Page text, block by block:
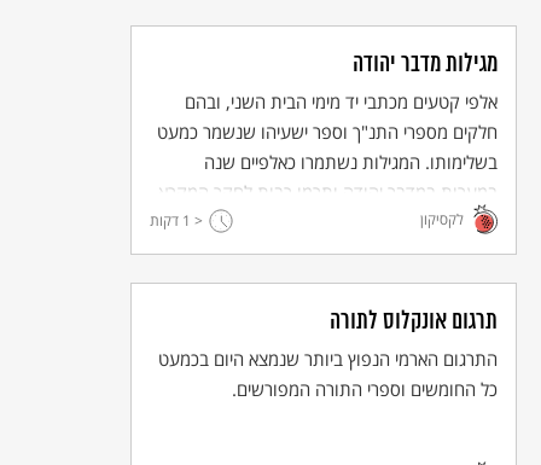
הערות שוליים
משנה, מסכת אבות פרק ה משנה ג. יש המפרשים את המילה
"חיבתו" כחיבתו של אברהם לה', ויש המפרשים: חיבתו של אברהם
על ה': אברהם היה חביב על אלוהים ולפיכך ה רבה ה' לנסות אותו.
מדרש בראשית רבה, פרשה לב.
פירוש רבנו משה בן מימון למשנה,עם תרגום מערבית, מבוא והערות
סדר נזיקין, מסכת אבות, פרק חמישי עמ' רצו.
מדרש בראשית רבה, פרשה לט.
מגילות מדבר יהודה
אלפי קטעים מכתבי יד מימי הבית השני, ובהם
חלקים מספרי התנ"ך וספר ישעיהו שנשמר כמעט
בשלימותו. המגילות נשתמרו כאלפיים שנה
במערות במדבר יהודה ותרמו רבות לחקר המקרא,
תולדות ישראל והנצרות הקדומה.
לקסיקון < 1 דקות
תרגום אונקלוס לתורה
התרגום הארמי הנפוץ ביותר שנמצא היום בכמעט
כל החומשים וספרי התורה המפורשים.